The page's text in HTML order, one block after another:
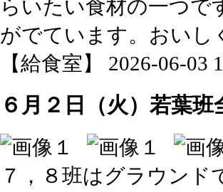
らいたい食材の一つで
がでています。おいし
【給食室】 2026-06-03
６月２日（火）若葉班
７，８班はグラウン